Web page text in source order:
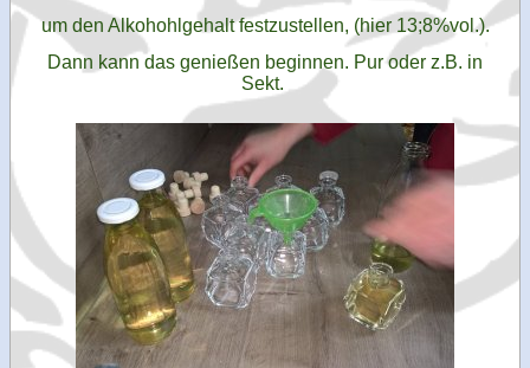
Kontakt
um den Alkohohlgehalt festzustellen, (hier 13;8%vol.).
Dann kann das genießen beginnen. Pur oder z.B. in
Sekt.